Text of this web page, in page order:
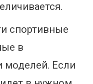
спортивные
в
моделей. Если